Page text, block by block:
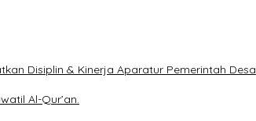
Disiplin & Kinerja Aparatur Pemerintah Desa
Al-Qur’an.